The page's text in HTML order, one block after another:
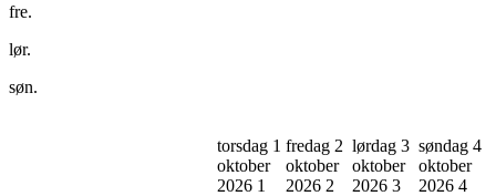
fre.
lør.
søn.
torsdag 1
oktober
2026 1
fredag 2
oktober
2026 2
lørdag 3
oktober
2026 3
søndag 4
oktober
2026 4